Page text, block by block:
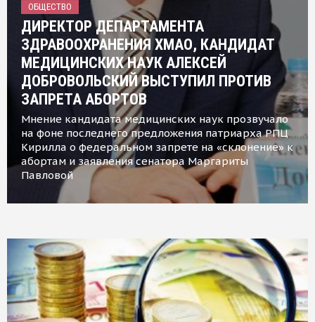
ОБЩЕСТВО
ДИРЕКТОР ДЕПАРТАМЕНТА
ЗДРАВООХРАНЕНИЯ ХМАО, КАНДИДАТ
МЕДИЦИНСКИХ НАУК АЛЕКСЕЙ
ДОБРОВОЛЬСКИЙ ВЫСТУПИЛ ПРОТИВ
ЗАПРЕТА АБОРТОВ
Мнение кандидата медицинских наук прозвучало
на фоне последнего предложения патриарха РПЦ
Кирилла о федеральном запрете на «склонение» к
абортам и заявления сенатора Маргариты
Павловой